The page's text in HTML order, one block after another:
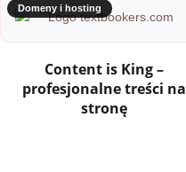
Domeny i hosting
Content is King –
profesjonalne treści na
stronę